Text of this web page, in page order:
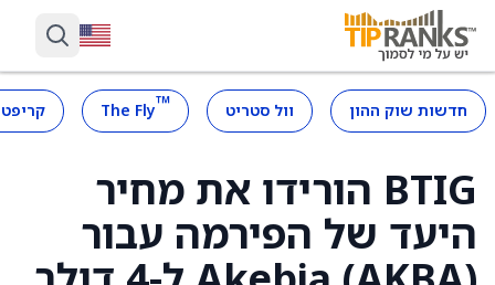
חדשות שוק ההון וול סטריט ™
The Fly
BTIG הורידו את מחיר
היעד של הפירמה עבור